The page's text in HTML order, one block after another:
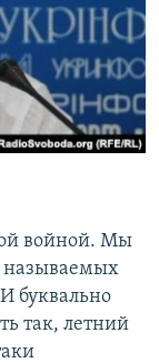
войной. Мы
называемых
буквально
так, летний